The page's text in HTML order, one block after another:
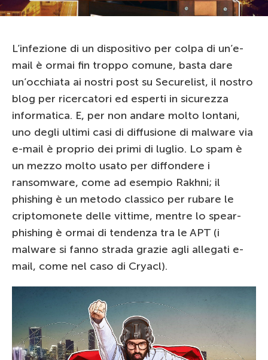
L’infezione di un dispositivo per colpa di un’e-
mail è ormai fin troppo comune, basta dare
un’occhiata ai nostri post su Securelist, il nostro
blog per ricercatori ed esperti in sicurezza
informatica. E, per non andare molto lontani,
uno degli ultimi casi di diffusione di malware via
e-mail è proprio dei primi di luglio. Lo spam è
un mezzo molto usato per diffondere i
ransomware, come ad esempio Rakhni; il
phishing è un metodo classico per rubare le
criptomonete delle vittime, mentre lo spear-
phishing è ormai di tendenza tra le APT (i
malware si fanno strada grazie agli allegati e-
mail, come nel caso di Cryacl).